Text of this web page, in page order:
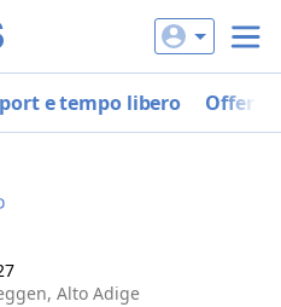
e tempo libero Offerte
Alto Adige